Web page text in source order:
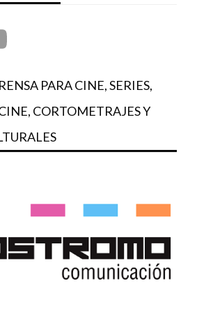
PARA CINE, SERIES,
CORTOMETRAJES Y